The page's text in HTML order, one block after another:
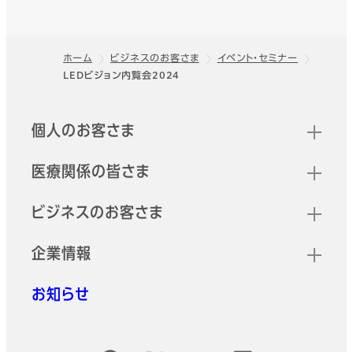
フッター
ホーム ビジネスのお客さま
イベント・セミナー
LEDビジョン内覧会2024
クイックリンク
個人のお客さま
医療関係の皆さま
ビジネスのお客さま
企業情報
お知らせ